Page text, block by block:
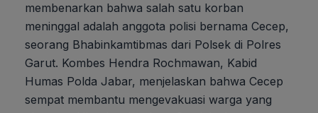
membenarkan bahwa salah satu korban
meninggal adalah anggota polisi bernama Cecep,
seorang Bhabinkamtibmas dari Polsek di Polres
Garut. Kombes Hendra Rochmawan, Kabid
Humas Polda Jabar, menjelaskan bahwa Cecep
sempat membantu mengevakuasi warga yang